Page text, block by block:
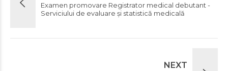
Examen promovare Registrator medical debutant -
Serviciului de evaluare şi statistică medicală
NEXT